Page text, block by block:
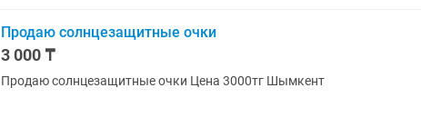
Продаю солнцезащитные очки
3 000 ₸
Продаю солнцезащитные очки Цена 3000тг Шымкент